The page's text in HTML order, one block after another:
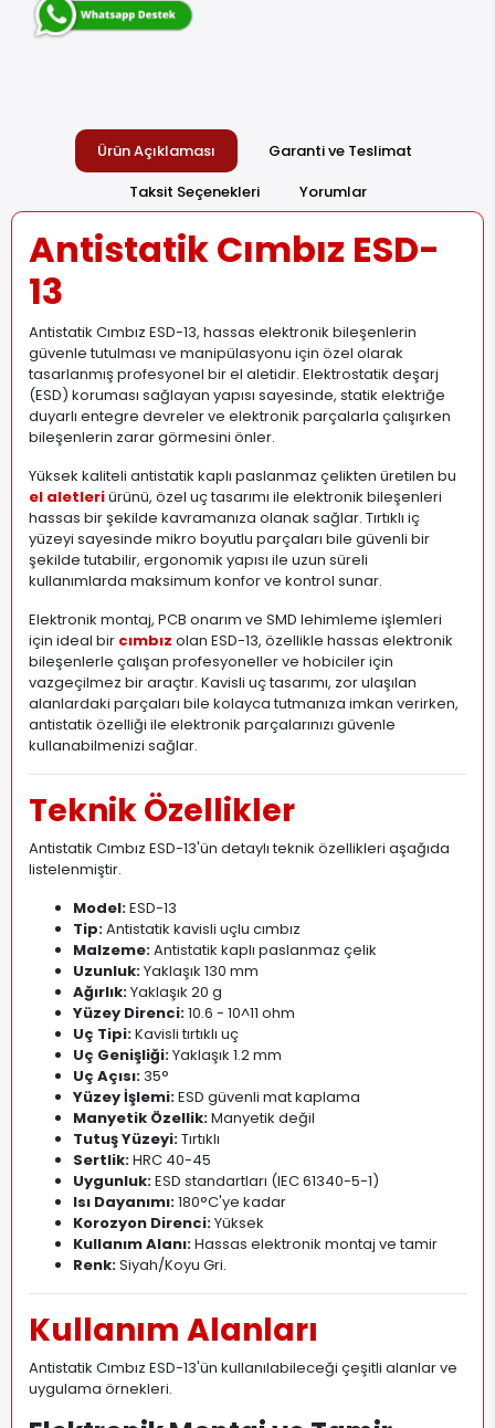
Ürün Açıklaması
Garanti ve Teslimat
Taksit Seçenekleri
Yorumlar
Antistatik Cımbız ESD-
13
Antistatik Cımbız ESD-13, hassas elektronik bileşenlerin
güvenle tutulması ve manipülasyonu için özel olarak
tasarlanmış profesyonel bir el aletidir. Elektrostatik deşarj
(ESD) koruması sağlayan yapısı sayesinde, statik elektriğe
duyarlı entegre devreler ve elektronik parçalarla çalışırken
bileşenlerin zarar görmesini önler.
Yüksek kaliteli antistatik kaplı paslanmaz çelikten üretilen bu
el aletleriürünü, özel uç tasarımı ile elektronik bileşenleri
hassas bir şekilde kavramanıza olanak sağlar. Tırtıklı iç
yüzeyi sayesinde mikro boyutlu parçaları bile güvenli bir
şekilde tutabilir, ergonomik yapısı ile uzun süreli
kullanımlarda maksimum konfor ve kontrol sunar.
Elektronik montaj, PCB onarım ve SMD lehimleme işlemleri
için ideal bir cımbız olan ESD-13, özellikle hassas elektronik
bileşenlerle çalışan profesyoneller ve hobiciler için
vazgeçilmez bir araçtır. Kavisli uç tasarımı, zor ulaşılan
alanlardaki parçaları bile kolayca tutmanıza imkan verirken,
antistatik özelliği ile elektronik parçalarınızı güvenle
kullanabilmenizi sağlar.
Teknik Özellikler
Antistatik Cımbız ESD-13'ün detaylı teknik özellikleri aşağıda
listelenmiştir.
Model:ESD-13
Tip:Antistatik kavisli uçlu cımbız
Malzeme:Antistatik kaplı paslanmaz çelik
Uzunluk:Yaklaşık 130 mm
Ağırlık:Yaklaşık 20 g
Yüzey Direnci:10.6 - 10^11 ohm
Uç Tipi:Kavisli tırtıklı uç
Uç Genişliği:Yaklaşık 1.2 mm
Uç Açısı:35°
Yüzey İşlemi:ESD güvenli mat kaplama
Manyetik Özellik:Manyetik değil
Tutuş Yüzeyi:Tırtıklı
Sertlik:HRC 40-45
Uygunluk:ESD standartları (IEC 61340-5-1)
Isı Dayanımı:180°C'ye kadar
Korozyon Direnci:Yüksek
Kullanım Alanı:Hassas elektronik montaj ve tamir
Renk:Siyah/Koyu Gri.
Kullanım Alanları
Antistatik Cımbız ESD-13'ün kullanılabileceği çeşitli alanlar ve
uygulama örnekleri.